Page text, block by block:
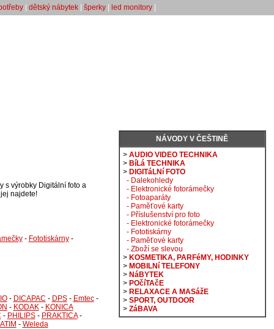
dětský nábytek šperky led monitory
s výrobky Digitální foto a
najdete!
- Fototiskárny-
- DICAPAC - DPS- Emtec-
- KODAK- KONICA
- PHILIPS- PRAKTICA-
- Weleda
NÁVODY V ČEŠTINĚ
> AUDIO VIDEO TECHNIKA
> BíLá TECHNIKA
> DIGITáLNí FOTO
- Dalekohledy
- Elektronické fotorámečky
- Fotoaparáty
- Paměťové karty
- Příslušenství pro foto
- Elektronické fotorámečky
- Fototiskárny
- Paměťové karty
- Zboží se slevou
> KOSMETIKA, PARFéMY, HODINKY
> MOBILNí TELEFONY
> NáBYTEK
> POčíTAčE
> RELAXACE A MASážE
> SPORT, OUTDOOR
> ZáBAVA